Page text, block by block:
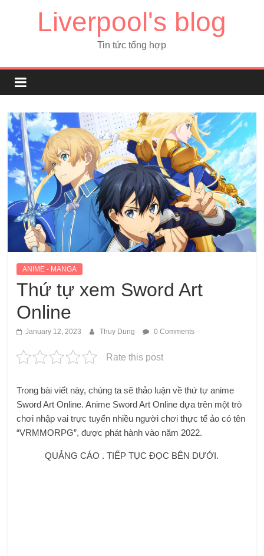
Liverpool's blog
Tin tức tổng hợp
ANIME - MANGA
Thứ tự xem Sword Art
Online
January 12, 2023 Thuy Dung 0 Comments
Rate this post
Trong bài viết này, chúng ta sẽ thảo luận về thứ tự anime
Sword Art Online. Anime Sword Art Online dựa trên một trò
chơi nhập vai trực tuyến nhiều người chơi thực tế ảo có tên
“VRMMORPG”, được phát hành vào năm 2022.
QUẢNG CÁO . TIẾP TỤC ĐỌC BÊN DƯỚI.